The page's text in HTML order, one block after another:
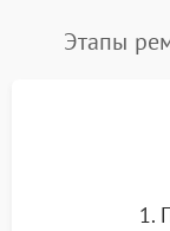
невозможность
Перегрев из‑за
Этапы
1.